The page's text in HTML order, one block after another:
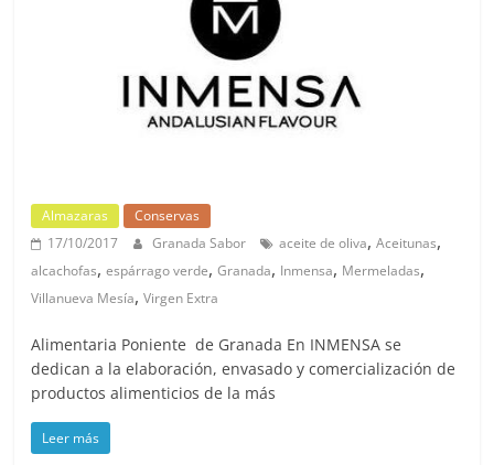
Almazaras
Conservas
17/10/2017
Granada Sabor aceite de oliva,Aceitunas,
alcachofas,espárrago verde,Granada, Inmensa, Mermeladas,
Villanueva Mesía,Virgen Extra
Alimentaria Poniente de Granada En INMENSA se
dedican a la elaboración, envasado y comercialización de
productos alimenticios de la más
Leer más